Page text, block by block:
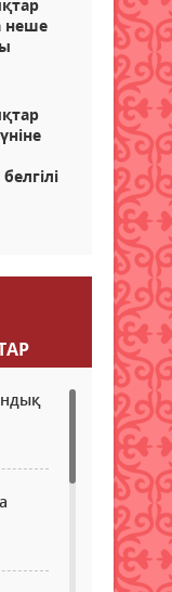
неше